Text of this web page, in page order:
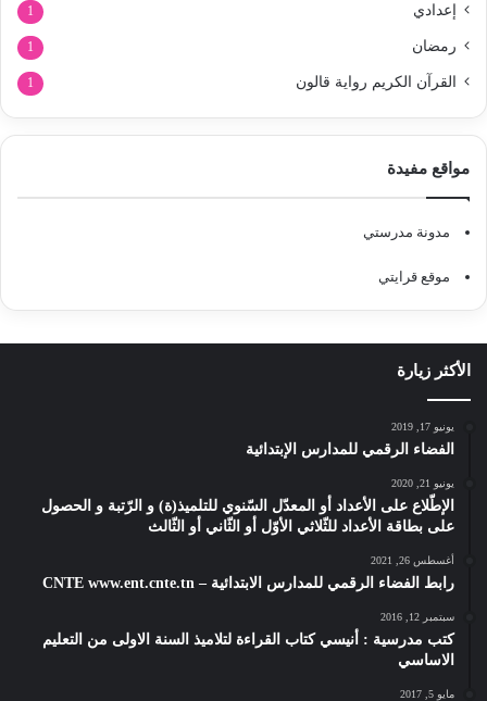
إعدادي 1
رمضان 1
القرآن الكريم رواية قالون 1
مواقع مفيدة
مدونة مدرستي
موقع قرايتي
الأكثر زيارة
يونيو 17, 2019
الفضاء الرقمي للمدارس الإبتدائية
يونيو 21, 2020
الإطّلاع على الأعداد أو المعدّل السّنوي للتلميذ(ة) و الرّتبة و الحصول
على بطاقة الأعداد للثّلاثي الأوّل أو الثّاني أو الثّالث
أغسطس 26, 2021
رابط الفضاء الرقمي للمدارس الابتدائية – CNTE www.ent.cnte.tn
سبتمبر 12, 2016
كتب مدرسية : أنيسي كتاب القراءة لتلاميذ السنة الاولى من التعليم
الاساسي
مايو 5, 2017